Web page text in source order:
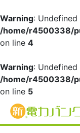
Warning:
/home/r4500338/
on line 4
Warning:
/home/r4500338/
on line 5
新電力バ